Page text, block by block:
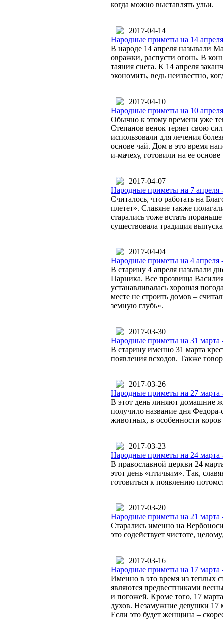
когда можно выставлять ульи.
2017-04-14
Народные приметы на 14
В народе 14 апреля называли
овражки, распусти огонь. В
таяния снега. К 14 апреля
экономить, ведь неизвестно,
2017-04-10
Народные приметы на 10
Обычно к этому времени уже
Степанов венок теряет свою
использовали для лечения
основе чай. Дом в это время
и-мачеху, готовили на ее
2017-04-07
Народные приметы на 7 апреля
Считалось, что работать на
плетет». Славяне также
старались тоже встать
существовала традиция
2017-04-04
Народные приметы на 4 апреля
В старину 4 апреля называли
Парника. Все прозвища
устанавливалась хорошая
месте не строить домов –
земную глубь».
2017-03-30
Народные приметы на 31 марта
В старину именно 31 марта
появления всходов. Также
2017-03-26
Народные приметы на 27 марта
В этот день линяют домашние
получило название дня Федора-
животных, в особенности
2017-03-23
Народные приметы на 24
В православной церкви 24
этот день «птичьим». Так,
готовиться к появлению
2017-03-20
Народные приметы на 21 марта
Старались именно на
это содействует чистоте,
2017-03-16
Народные приметы на 17
Именно в это время из теплых
являются предвестниками
и погожей. Кроме того, 17
духов. Незамужние девушки 17
Если это будет женщина –